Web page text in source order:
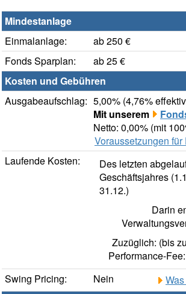
Mindestanlage
Einmalanlage:
ab 250 €
Fonds Sparplan:
ab 25 €
Kosten und Gebühren
Ausgabeaufschlag: 5,00% (4,76%
Mit unserem
Netto: 0,00% (mit
Voraussetzungen für
Laufende Kosten:
Des letzten
Geschäftsjahres
31.12.)
Darin
Zuzüglich: (bis
Performance-
Swing Pricing:
Nein